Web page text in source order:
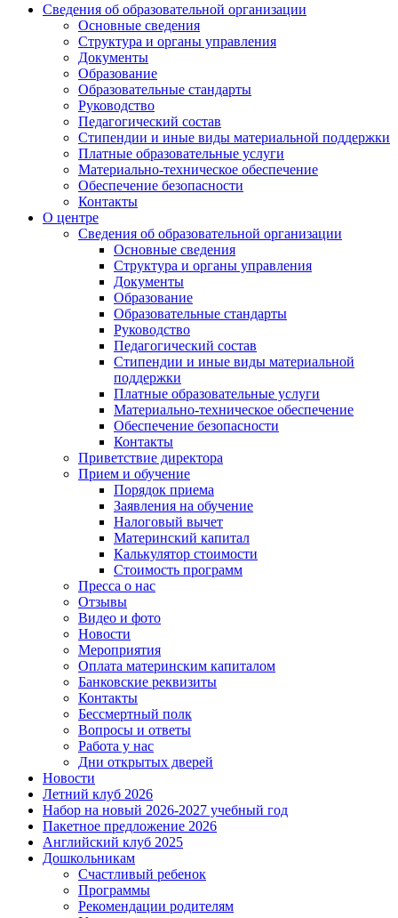
Сведения об образовательной организации
Основные сведения
Структура и органы управления
Документы
Образование
Образовательные стандарты
Руководство
Педагогический состав
Стипендии и иные виды материальной поддержки
Платные образовательные услуги
Материально-техническое обеспечение
Обеспечение безопасности
Контакты
О центре
Сведения об образовательной организации
Основные сведения
Структура и органы управления
Документы
Образование
Образовательные стандарты
Руководство
Педагогический состав
Стипендии и иные виды материальной
поддержки
Платные образовательные услуги
Материально-техническое обеспечение
Обеспечение безопасности
Контакты
Приветствие директора
Прием и обучение
Порядок приема
Заявления на обучение
Налоговый вычет
Материнский капитал
Калькулятор стоимости
Стоимость программ
Пресса о нас
Отзывы
Видео и фото
Новости
Мероприятия
Оплата материнским капиталом
Банковские реквизиты
Контакты
Бессмертный полк
Вопросы и ответы
Работа у нас
Дни открытых дверей
Новости
Летний клуб 2026
Набор на новый 2026-2027 учебный год
Пакетное предложение 2026
Английский клуб 2025
Дошкольникам
Счастливый ребенок
Программы
Рекомендации родителям